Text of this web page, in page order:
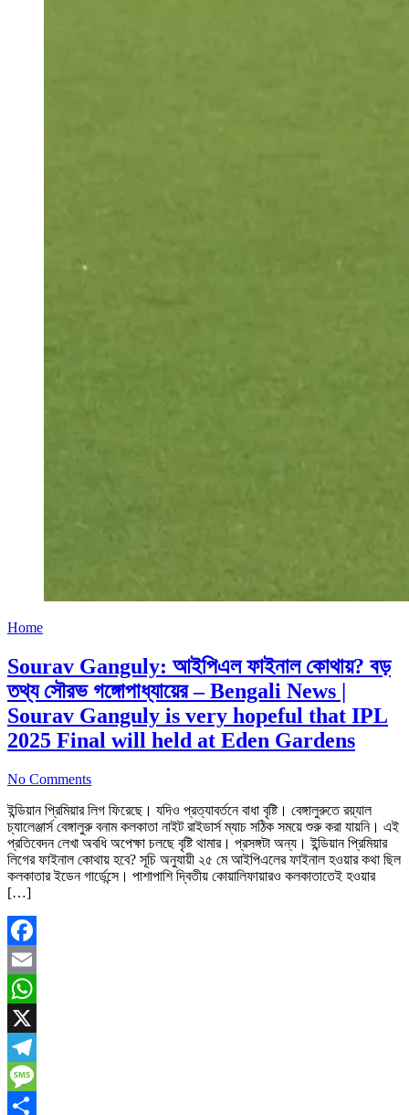
Home
Sourav Ganguly: আইপিএল ফাইনাল কোথায়? বড়
তথ্য সৌরভ গঙ্গোপাধ্যায়ের – Bengali News |
Sourav Ganguly is very hopeful that IPL
2025 Final will held at Eden Gardens
No Comments
ইন্ডিয়ান প্রিমিয়ার লিগ ফিরেছে। যদিও প্রত্যাবর্তনে বাধা বৃষ্টি। বেঙ্গালুরুতে রয়্যাল
চ্যালেঞ্জার্স বেঙ্গালুরু বনাম কলকাতা নাইট রাইডার্স ম্যাচ সঠিক সময়ে শুরু করা যায়নি। এই
প্রতিবেদন লেখা অবধি অপেক্ষা চলছে বৃষ্টি থামার। প্রসঙ্গটা অন্য। ইন্ডিয়ান প্রিমিয়ার
লিগের ফাইনাল কোথায় হবে? সূচি অনুযায়ী ২৫ মে আইপিএলের ফাইনাল হওয়ার কথা ছিল
কলকাতার ইডেন গার্ডেন্সে। পাশাপাশি দ্বিতীয় কোয়ালিফায়ারও কলকাতাতেই হওয়ার
[…]
Facebook
Email
WhatsApp
X
Telegram
Message